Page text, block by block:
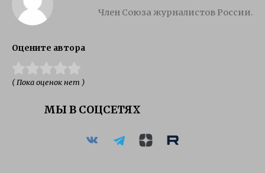
Член Союза журналистов России.
Оцените автора
( Пока оценок нет )
МЫ В СОЦСЕТЯХ